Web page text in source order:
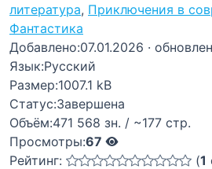
литература, Приключения в
Фантастика
Добавлено:07.01.2026 ·
Язык:Русский
Размер:1007.1 kB
Статус:Завершена
Объём:471 568 зн. / ~177 стр.
Просмотры:67
Рейтинг:
(1